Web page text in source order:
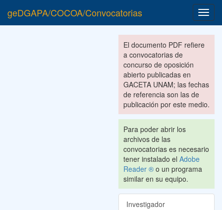
geDGAPA/COCOA/Convocatorias
El documento PDF refiere
a convocatorias de
concurso de oposición
abierto publicadas en
GACETA UNAM; las fechas
de referencia son las de
publicación por este medio.
Para poder abrir los
archivos de las
convocatorias es necesario
tener instalado el Adobe
Reader ® o un programa
similar en su equipo.
Investigador